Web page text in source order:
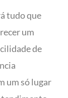
tudo que
um
de
um só lugar